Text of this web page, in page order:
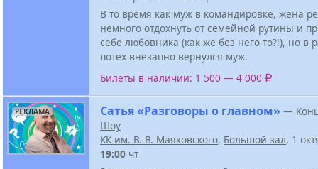
В то время как муж в командировке, жена
немного отдохнуть от семейной рутины и
себе любовника (как же без него-то?!), но в
потех внезапно вернулся муж.
Билеты в наличии: 1 500 — 4 000
РЕКЛАМА Сатья «Разговоры о главном» —
Шоу
КК им. В. В. Маяковского, Большой зал, 1
19:00 чт